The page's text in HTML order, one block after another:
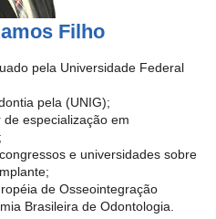
Filho
pela Universidade Federal
pela (UNIG);
especialização em
e universidades sobre
de Osseointegração
Brasileira de Odontologia.